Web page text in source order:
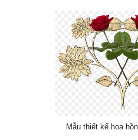
Mẫu thiết kế hoa